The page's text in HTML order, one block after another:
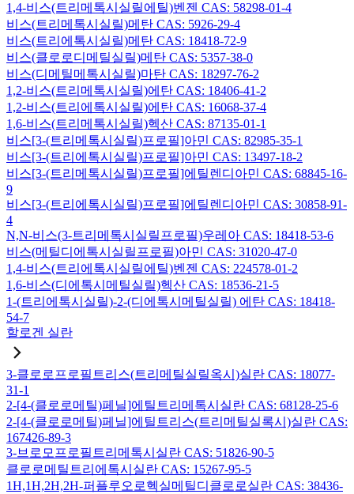
1,4-비스(트리메톡시실릴에틸)벤젠 CAS: 58298-01-4
비스(트리메톡시실릴)메탄 CAS: 5926-29-4
비스(트리에톡시실릴)메탄 CAS: 18418-72-9
비스(클로로디메틸실릴)메탄 CAS: 5357-38-0
비스(디메틸메톡시실릴)마탄 CAS: 18297-76-2
1,2-비스(트리메톡시실릴)에탄 CAS: 18406-41-2
1,2-비스(트리에톡시실릴)에탄 CAS: 16068-37-4
1,6-비스(트리메톡시실릴)헥산 CAS: 87135-01-1
비스[3-(트리메톡시실릴)프로필]아민 CAS: 82985-35-1
비스[3-(트리에톡시실릴)프로필]아민 CAS: 13497-18-2
비스[3-(트리메톡시실릴)프로필]에틸렌디아민 CAS: 68845-16-
9
비스[3-(트리에톡시실릴)프로필]에틸렌디아민 CAS: 30858-91-
4
N,N-비스(3-트리메톡시실릴프로필)우레아 CAS: 18418-53-6
비스(메틸디에톡시실릴프로필)아민 CAS: 31020-47-0
1,4-비스(트리에톡시실릴에틸)벤젠 CAS: 224578-01-2
1,6-비스(디에톡시메틸실릴)헥산 CAS: 18536-21-5
1-(트리에톡시실릴)-2-(디에톡시메틸실릴) 에탄 CAS: 18418-
54-7
할로겐 실란
3-클로로프로필트리스(트리메틸실릴옥시)실란 CAS: 18077-
31-1
2-[4-(클로로메틸)페닐]에틸트리메톡시실란 CAS: 68128-25-6
2-[4-(클로로메틸)페닐]에틸트리스(트리메틸실록시)실란 CAS:
167426-89-3
3-브로모프로필트리메톡시실란 CAS: 51826-90-5
클로로메틸트리에톡시실란 CAS: 15267-95-5
1H,1H,2H,2H-퍼플루오로헥실메틸디클로로실란 CAS: 38436-